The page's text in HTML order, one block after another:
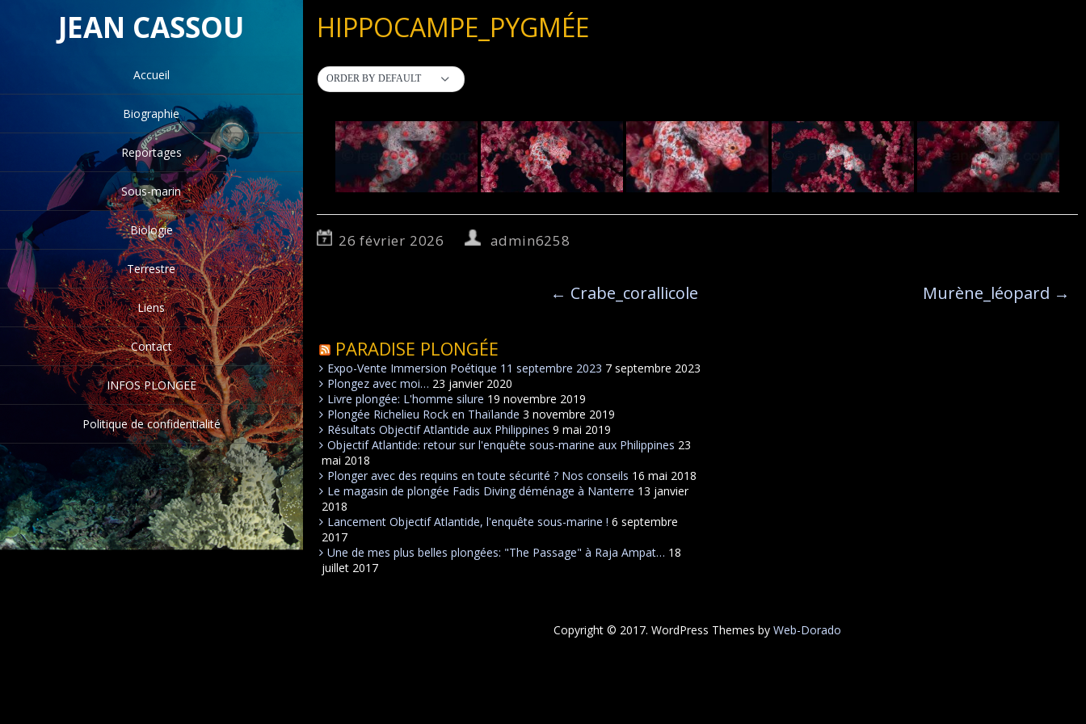
JEAN CASSOU
Accueil
Biographie
Reportages
Sous-marin
Biologie
Terrestre
Liens
Contact
INFOS PLONGEE
Politique de confidentialité
HIPPOCAMPE_PYGMÉE
ORDER BY DEFAULT
26 février 2026 admin6258
← Crabe_corallicole Murène_léopard →
PARADISE PLONGÉE
Expo-Vente Immersion Poétique 11 septembre 2023 7 septembre 2023
Plongez avec moi… 23 janvier 2020
Livre plongée: L'homme silure 19 novembre 2019
Plongée Richelieu Rock en Thaïlande 3 novembre 2019
Résultats Objectif Atlantide aux Philippines 9 mai 2019
Objectif Atlantide: retour sur l'enquête sous-marine aux Philippines 23
mai 2018
Plonger avec des requins en toute sécurité ? Nos conseils 16 mai 2018
Le magasin de plongée Fadis Diving déménage à Nanterre 13 janvier
2018
Lancement Objectif Atlantide, l'enquête sous-marine ! 6 septembre
2017
Une de mes plus belles plongées: "The Passage" à Raja Ampat… 18
juillet 2017
Copyright © 2017. WordPress Themes byWeb-Dorado